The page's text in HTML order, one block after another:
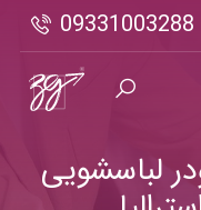
09331003288
لباسشویی